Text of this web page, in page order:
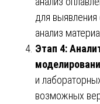
для
анализ
Этап 4:
и
возможных